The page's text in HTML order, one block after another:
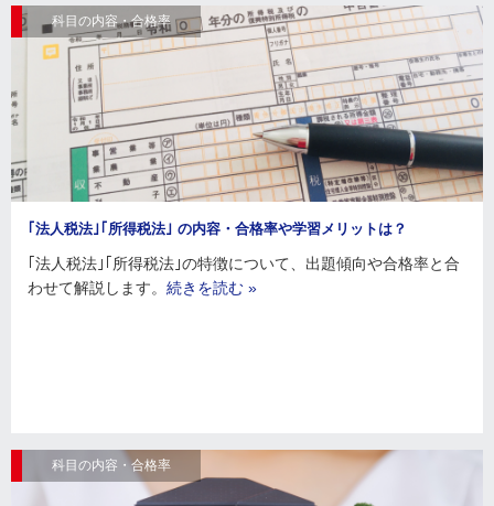
科目の内容・合格率
｢法人税法｣｢所得税法｣ の内容・合格率や学習メリットは？
｢法人税法｣｢所得税法｣の特徴について、出題傾向や合格率と合
わせて解説します。 続きを読む »
科目の内容・合格率